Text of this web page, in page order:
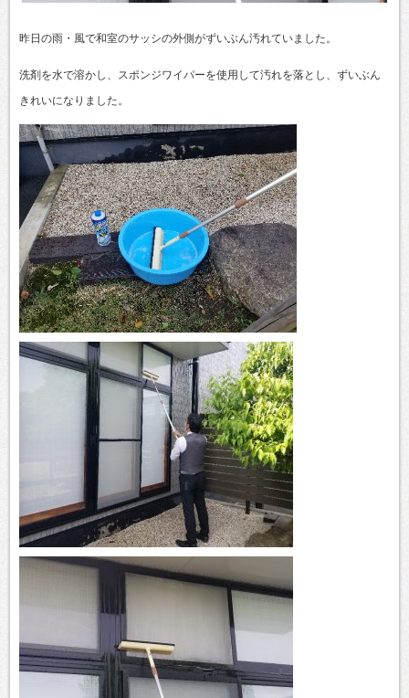
昨日の雨・風で和室のサッシの外側がずいぶん汚れていました。
洗剤を水で溶かし、スポンジワイパーを使用して汚れを落とし、ずいぶん
きれいになりました。